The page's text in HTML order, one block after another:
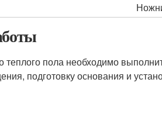
теплого пола необходимо
подготовку основания и